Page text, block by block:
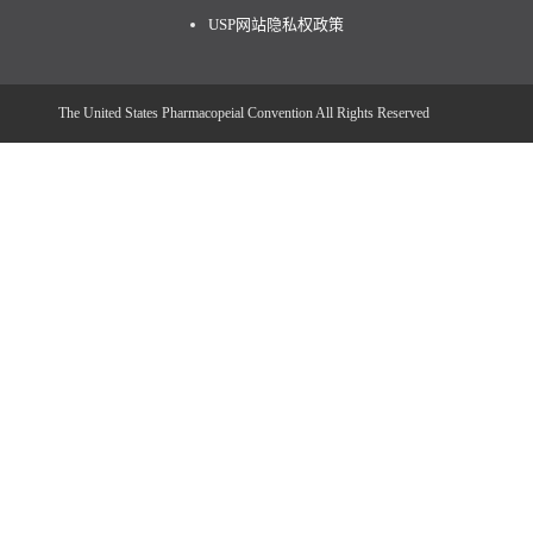
USP网站隐私权政策
The United States Pharmacopeial Convention All Rights Reserved